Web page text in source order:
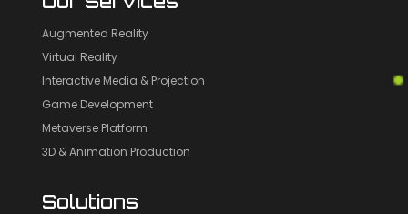
Augmented Reality
Virtual Reality
Interactive Media & Projection
Game Development
Metaverse Platform
3D & Animation Production
Solutions